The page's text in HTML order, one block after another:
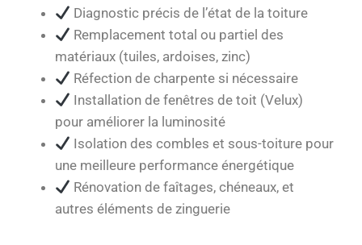
Diagnostic précis de l’état de la toiture
Remplacement total ou partiel des
matériaux (tuiles, ardoises, zinc)
Réfection de charpente si nécessaire
Installation de fenêtres de toit (Velux)
pour améliorer la luminosité
Isolation des combles et sous-toiture pour
une meilleure performance énergétique
Rénovation de faîtages, chéneaux, et
autres éléments de zinguerie